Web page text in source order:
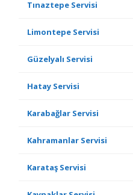
Tınaztepe Servisi
Limontepe Servisi
Güzelyalı Servisi
Hatay Servisi
Karabağlar Servisi
Kahramanlar Servisi
Karataş Servisi